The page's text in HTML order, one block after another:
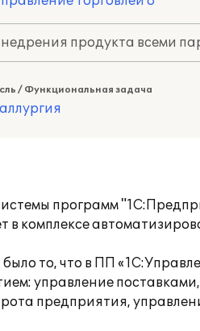
продукта всеми
/ Функциональная задача
программ
комплексе
то, что в ПП
управление
предприятия,